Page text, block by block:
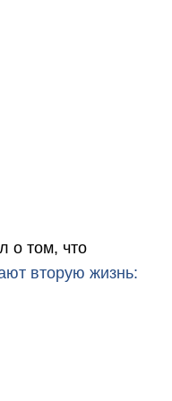
о том, что
вторую жизнь: